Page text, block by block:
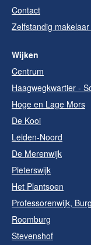
Contact
Zelfstandig
Wijken
Centrum
Haagwegkwartier -
Hoge en Lage Mors
De Kooi
Leiden-Noord
De Merenwijk
Pieterswijk
Het Plantsoen
Professorenwijk,
Roomburg
Stevenshof